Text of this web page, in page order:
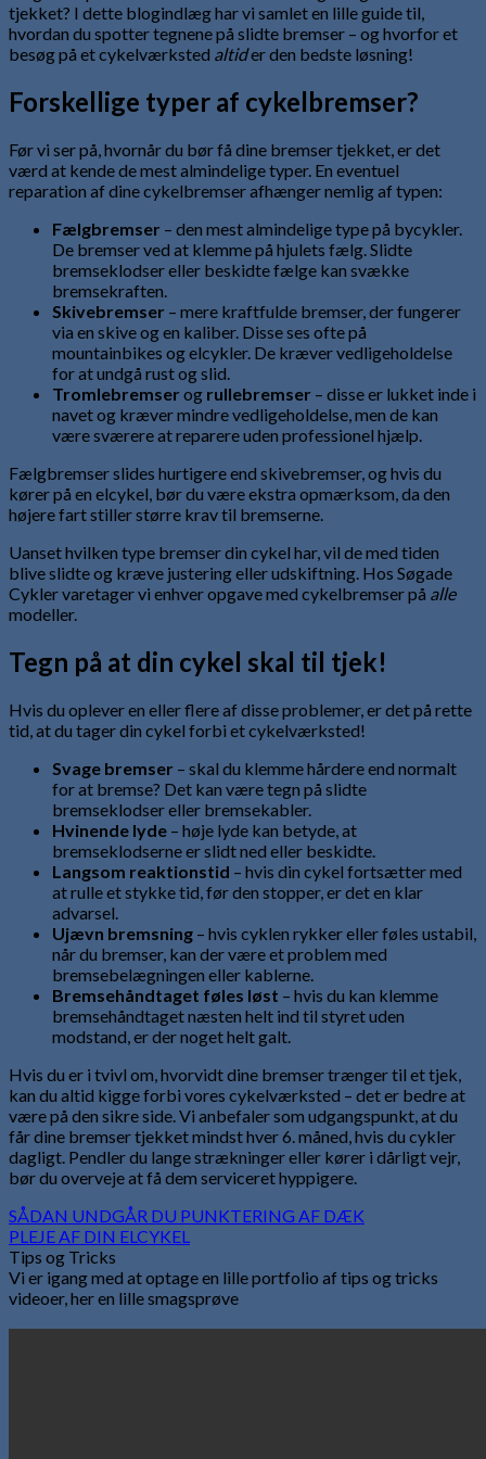
tjekket? I dette blogindlæg har vi samlet en lille guide til,
hvordan du spotter tegnene på slidte bremser – og hvorfor et
besøg på et cykelværksted altider den bedste løsning!
Forskellige typer af cykelbremser?
Før vi ser på, hvornår du bør få dine bremser tjekket, er det
værd at kende de mest almindelige typer. En eventuel
reparation af dine cykelbremser afhænger nemlig af typen:
Fælgbremser – den mest almindelige type på bycykler.
De bremser ved at klemme på hjulets fælg. Slidte
bremseklodser eller beskidte fælge kan svække
bremsekraften.
Skivebremser – mere kraftfulde bremser, der fungerer
via en skive og en kaliber. Disse ses ofte på
mountainbikes og elcykler. De kræver vedligeholdelse
for at undgå rust og slid.
Tromlebremserog rullebremser – disse er lukket inde i
navet og kræver mindre vedligeholdelse, men de kan
være sværere at reparere uden professionel hjælp.
Fælgbremser slides hurtigere end skivebremser, og hvis du
kører på en elcykel, bør du være ekstra opmærksom, da den
højere fart stiller større krav til bremserne.
Uanset hvilken type bremser din cykel har, vil de med tiden
blive slidte og kræve justering eller udskiftning. Hos Søgade
Cykler varetager vi enhver opgave med cykelbremser på alle
modeller.
Tegn på at din cykel skal til tjek!
Hvis du oplever en eller flere af disse problemer, er det på rette
tid, at du tager din cykel forbi et cykelværksted!
Svage bremser – skal du klemme hårdere end normalt
for at bremse? Det kan være tegn på slidte
bremseklodser eller bremsekabler.
Hvinende lyde – høje lyde kan betyde, at
bremseklodserne er slidt ned eller beskidte.
Langsom reaktionstid – hvis din cykel fortsætter med
at rulle et stykke tid, før den stopper, er det en klar
advarsel.
Ujævn bremsning – hvis cyklen rykker eller føles ustabil,
når du bremser, kan der være et problem med
bremsebelægningen eller kablerne.
Bremsehåndtaget føles løst – hvis du kan klemme
bremsehåndtaget næsten helt ind til styret uden
modstand, er der noget helt galt.
Hvis du er i tvivl om, hvorvidt dine bremser trænger til et tjek,
kan du altid kigge forbi vores cykelværksted – det er bedre at
være på den sikre side. Vi anbefaler som udgangspunkt, at du
får dine bremser tjekket mindst hver 6. måned, hvis du cykler
dagligt. Pendler du lange strækninger eller kører i dårligt vejr,
bør du overveje at få dem serviceret hyppigere.
SÅDAN UNDGÅR DU PUNKTERING AF DÆK
PLEJE AF DIN ELCYKEL
Tips og Tricks
Vi er igang med at optage en lille portfolio af tips og tricks
videoer, her en lille smagsprøve